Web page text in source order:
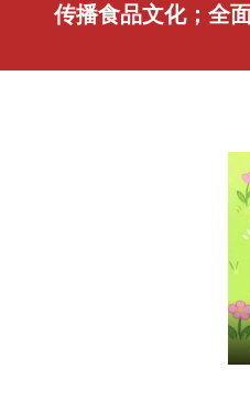
传播食品文化；全